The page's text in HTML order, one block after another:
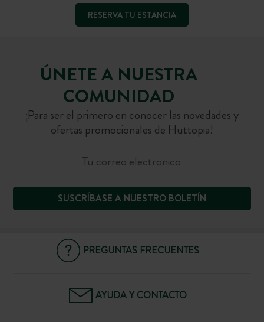
RESERVA TU ESTANCIA
ÚNETE A NUESTRA
COMUNIDAD
¡Para ser el primero en conocer las novedades y
ofertas promocionales de Huttopia!
SUSCRÍBASE A NUESTRO BOLETÍN
PREGUNTAS FRECUENTES
AYUDA Y CONTACTO